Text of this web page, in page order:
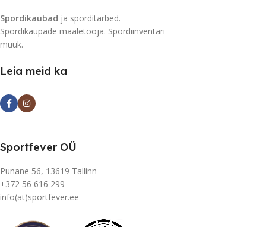
Spordikaubad ja sporditarbed.
Spordikaupade maaletooja. Spordiinventari
müük.
Leia meid ka
Sportfever OÜ
Punane 56, 13619 Tallinn
+372 56 616 299
info(at)sportfever.ee